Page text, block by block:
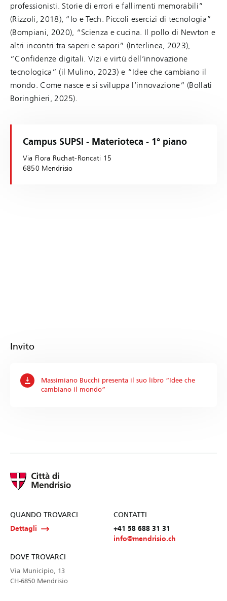
professionisti. Storie di errori e fallimenti memorabili”
(Rizzoli, 2018), “Io e Tech. Piccoli esercizi di tecnologia”
(Bompiani, 2020), “Scienza e cucina. Il pollo di Newton e
altri incontri tra saperi e sapori” (Interlinea, 2023),
“Confidenze digitali. Vizi e virtù dell’innovazione
tecnologica” (il Mulino, 2023) e “Idee che cambiano il
mondo. Come nasce e si sviluppa l’innovazione” (Bollati
Boringhieri, 2025).
Campus SUPSI - Materioteca - 1° piano
Via Flora Ruchat-Roncati 15
6850 Mendrisio
Invito
Massimiano Bucchi presenta il suo libro “Idee che
cambiano il mondo”
QUANDO TROVARCI
Dettagli
CONTATTI
+41 58 688 31 31
info@mendrisio.ch
DOVE TROVARCI
Via Municipio, 13
CH-6850 Mendrisio